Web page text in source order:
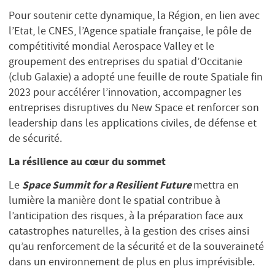
Pour soutenir cette dynamique, la Région, en lien avec
l’Etat, le CNES, l’Agence spatiale française, le pôle de
compétitivité mondial Aerospace Valley et le
groupement des entreprises du spatial d’Occitanie
(club Galaxie) a adopté une feuille de route Spatiale fin
2023 pour accélérer l’innovation, accompagner les
entreprises disruptives du New Space et renforcer son
leadership dans les applications civiles, de défense et
de sécurité.
La résilience au cœur du sommet
Le Space Summit for a Resilient Futuremettra en
lumière la manière dont le spatial contribue à
l’anticipation des risques, à la préparation face aux
catastrophes naturelles, à la gestion des crises ainsi
qu’au renforcement de la sécurité et de la souveraineté
dans un environnement de plus en plus imprévisible.